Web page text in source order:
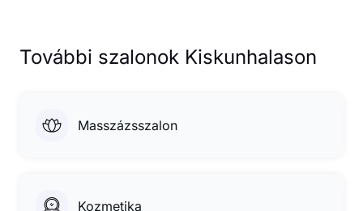
További szalonok Kiskunhalason
Masszázsszalon
Kozmetika